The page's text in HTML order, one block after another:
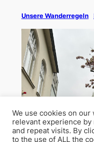
Unsere Wanderregeln
We use cookies on
relevant experience
and repeat visits. By
to the use of ALL the